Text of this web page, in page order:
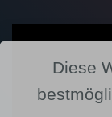
Diese